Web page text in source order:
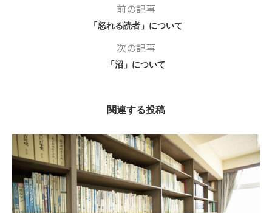
前の記事
「怒れる読者」について
次の記事
「沼」について
関連する投稿